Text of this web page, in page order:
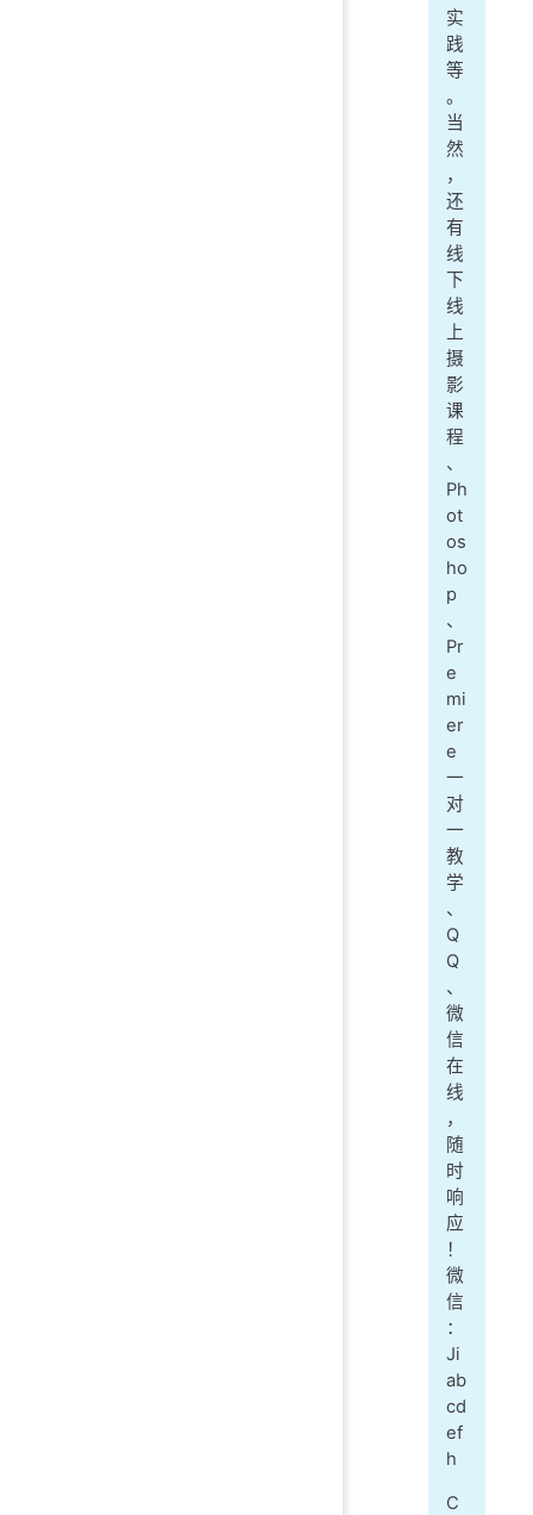
实
践
等
。
当
然
，
还
有
线
下
线
上
摄
影
课
程
、
Ph
ot
os
ho
p
、
Pr
e
mi
er
e
一
对
一
教
学
、
Q
Q
、
微
信
在
线
，
随
时
响
应
！
微
信
：
Ji
ab
cd
ef
h
C